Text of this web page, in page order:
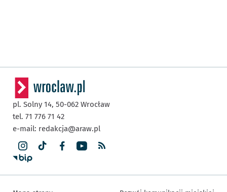
pl. Solny 14, 50-062 Wrocław
tel. 71 776 71 42
e-mail: redakcja@araw.pl